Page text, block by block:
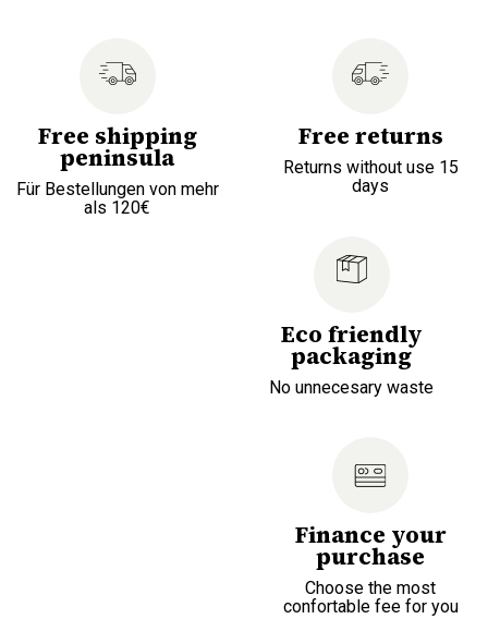
Free shipping
peninsula
Für Bestellungen von mehr
als 120€
Free returns
Returns without use 15
days
Eco friendly
packaging
No unnecesary waste
Finance your
purchase
Choose the most
confortable fee for you